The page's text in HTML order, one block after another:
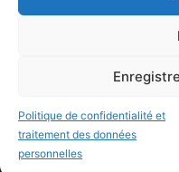
Politique de confidentialité et
traitement des données
personnelles
Metz Plage